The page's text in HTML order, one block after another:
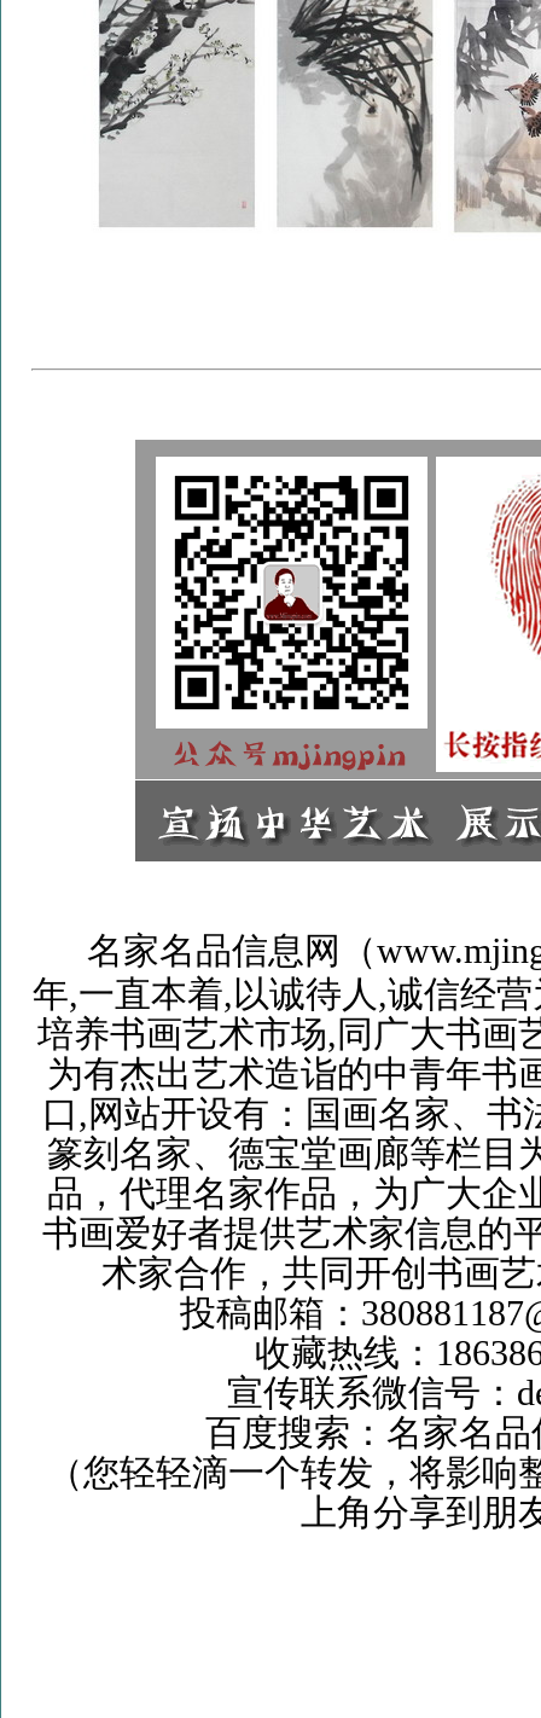
名家名品信息网（
年,一直本着,以诚待人,诚信经
培养书画艺术市场,同广大书画
为有杰出艺术造诣的中青年书
口,网站开设有：国画名家、书
篆刻名家、德宝堂画廊等栏目
品，代理名家作品，为广大企
书画爱好者提供艺术家信息的
术家合作，共同开创书画
投稿邮箱：
收藏热线：
宣传联系微信号：
百度搜索：名家名
（您轻轻滴一个转发，将影响
上角分享到朋